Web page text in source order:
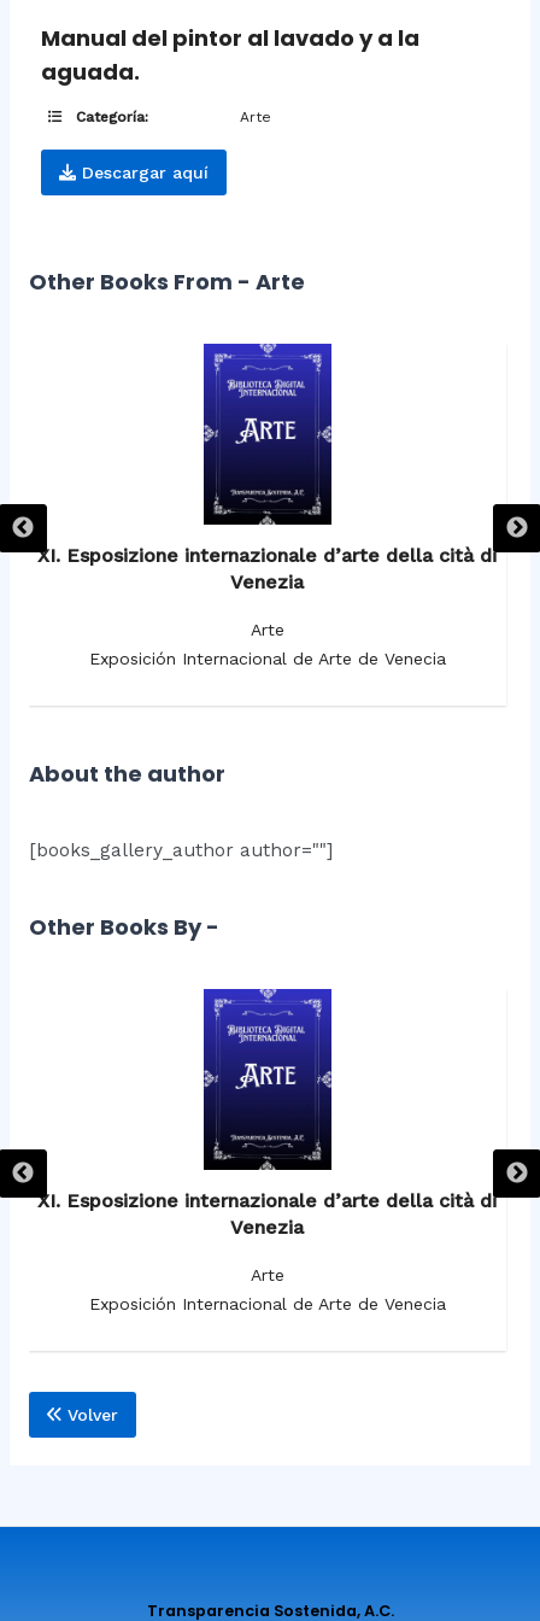
Manual del pintor al lavado y a la
aguada.
Categoría: Arte
Descargar aquí
Other Books From - Arte
XI. Esposizione internazionale d’arte della cità di
Venezia
Arte
Exposición Internacional de Arte de Venecia
About the author
[books_gallery_author author=""]
Other Books By -
XI. Esposizione internazionale d’arte della cità di
Venezia
Arte
Exposición Internacional de Arte de Venecia
Volver
Transparencia Sostenida, A.C.